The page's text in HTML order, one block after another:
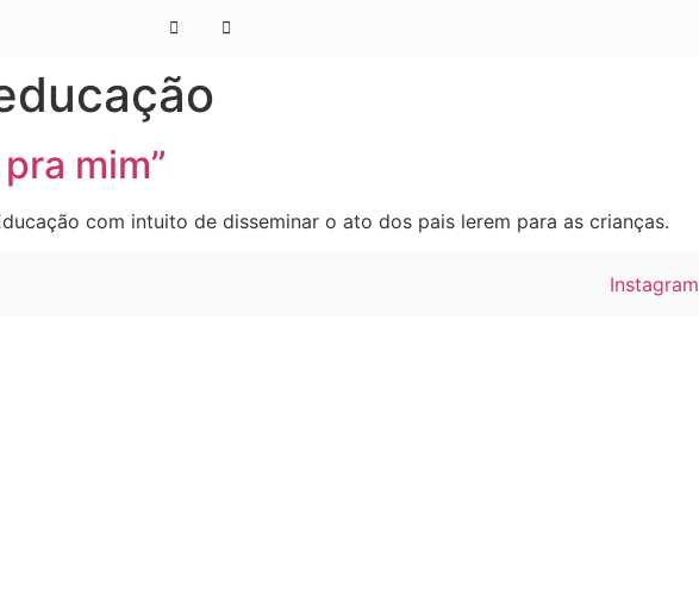
mim”
com intuito de disseminar o ato dos pais lerem para as crianças.
Instagram